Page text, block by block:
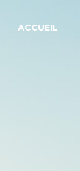
ACCUEIL